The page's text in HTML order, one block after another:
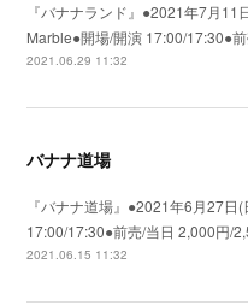
『バナナランド』●2021年7月11
Marble●開場/開演 17:00/17:30●
2021.06.29 11:32
バナナ道場
『バナナ道場』●2021年6月27
17:00/17:30●前売/当日 2,000円/
2021.06.15 11:32